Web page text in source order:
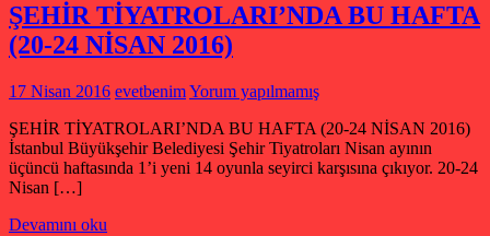
ŞEHİR TİYATROLARI’NDA BU HAFTA
(20-24 NİSAN 2016)
17 Nisan 2016 evetbenimYorum yapılmamış
ŞEHİR TİYATROLARI’NDA BU HAFTA (20-24 NİSAN 2016)
İstanbul Büyükşehir Belediyesi Şehir Tiyatroları Nisan ayının
üçüncü haftasında 1’i yeni 14 oyunla seyirci karşısına çıkıyor. 20-24
Nisan […]
Devamını oku